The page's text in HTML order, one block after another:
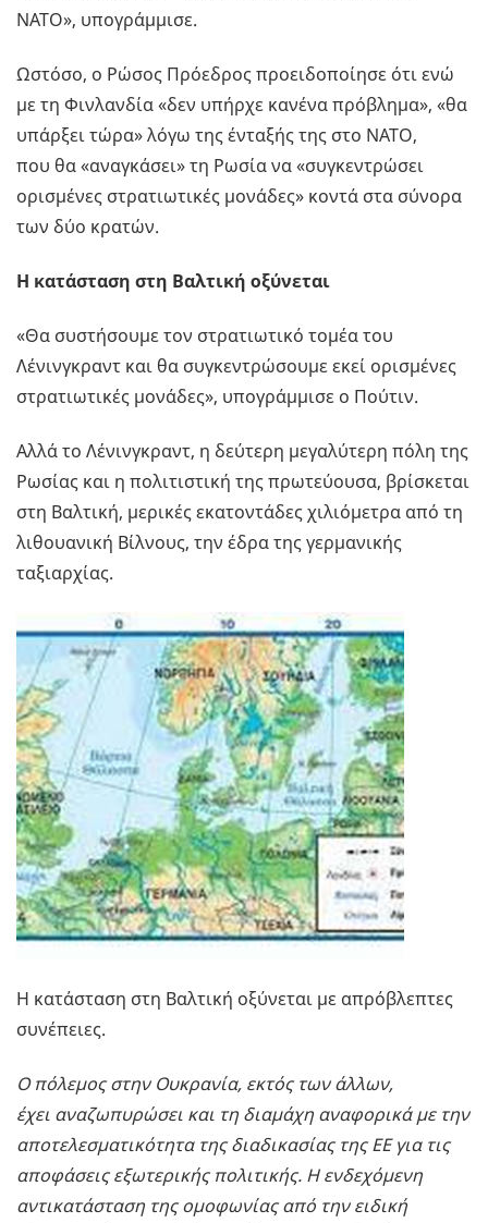
NATO», υπογράμμισε.
Ωστόσο, ο Ρώσος Πρόεδρος προειδοποίησε ότι ενώ
με τη Φινλανδία «δεν υπήρχε κανένα πρόβλημα», «θα
υπάρξει τώρα» λόγω της ένταξής της στο ΝΑΤΟ,
που θα «αναγκάσει» τη Ρωσία να «συγκεντρώσει
ορισμένες στρατιωτικές μονάδες» κοντά στα σύνορα
των δύο κρατών.
Η κατάσταση στη Βαλτική οξύνεται
«Θα συστήσουμε τον στρατιωτικό τομέα του
Λένινγκραντ και θα συγκεντρώσουμε εκεί ορισμένες
στρατιωτικές μονάδες», υπογράμμισε ο Πούτιν.
Αλλά το Λένινγκραντ, η δεύτερη μεγαλύτερη πόλη της
Ρωσίας και η πολιτιστική της πρωτεύουσα, βρίσκεται
στη Βαλτική, μερικές εκατοντάδες χιλιόμετρα από τη
λιθουανική Βίλνους, την έδρα της γερμανικής
ταξιαρχίας.
Η κατάσταση στη Βαλτική οξύνεται με απρόβλεπτες
συνέπειες.
Ο πόλεμος στην Ουκρανία, εκτός των άλλων,
έχει αναζωπυρώσει και τη διαμάχη αναφορικά με την
αποτελεσματικότητα της διαδικασίας της ΕΕ για τις
αποφάσεις εξωτερικής πολιτικής. Η ενδεχόμενη
αντικατάσταση της ομοφωνίας από την ειδική